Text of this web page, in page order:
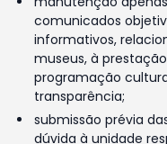
comunicados
informativos,
museus, à
programação
transparência;
submissão prévia
dúvida à unidade